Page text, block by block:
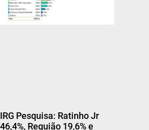
IRG Pesquisa: Ratinho Jr
46,4%, Requião 19,6% e